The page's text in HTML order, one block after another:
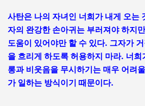
사탄은 나의 자녀인 너희가 내게 오는
자의 완강한 손아귀는 부러져야 하지
도움이 있어야만 할 수 있다. 그자가
을 흐리게 하도록 허용하지 마라. 너
롱과 비웃음을 무시하기는 매우 어려
가 일하는 방식이기 때문이다.